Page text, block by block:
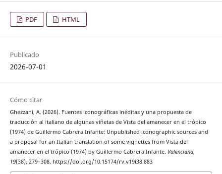
PDF HTML
Publicado
2026-07-01
Cómo citar
Ghezzani, A. (2026). Fuentes iconográficas inéditas y una propuesta de
traducción al italiano de algunas viñetas de Vista del amanecer en el trópico
(1974) de Guillermo Cabrera Infante: Unpublished iconographic sources and
a proposal for an Italian translation of some vignettes from Vista del
amanecer en el trópico (1974) by Guillermo Cabrera Infante. Valenciana,
19(38), 279–308. https://doi.org/10.15174/rv.v19i38.883